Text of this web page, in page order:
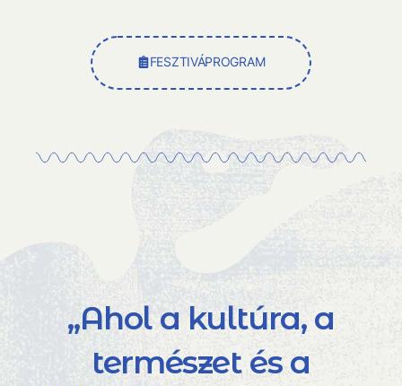
FESZTIVÁPROGRAM
„Ahol a kultúra, a
természet és a